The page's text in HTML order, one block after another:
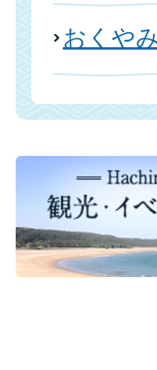
おくや